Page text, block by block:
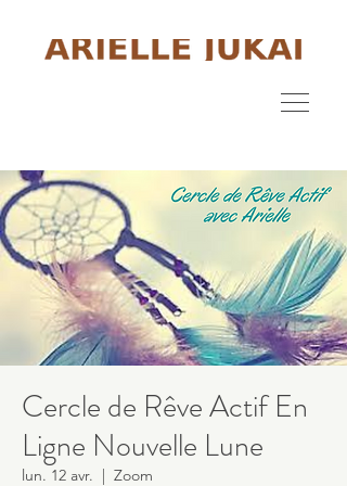
Cercle de Rêve Actif En
Ligne Nouvelle Lune
lun. 12 avr.
  |
Zoom